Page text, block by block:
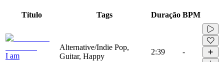
Título Tags Duração BPM
I am
Alternative/Indie Pop,
Guitar, Happy
2:39 -